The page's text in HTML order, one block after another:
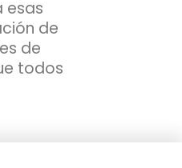
esas
de
de
todos